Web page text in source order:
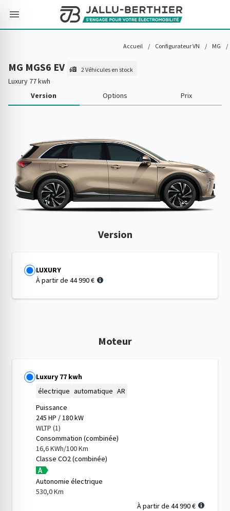
Accueil / Configurateur VN / MG /
MG MGS6 EV 2 Véhicules en stock
Luxury 77 kwh
Version
Options Prix
Version
LUXURY
À partir de 44 990 €
Moteur
Luxury 77 kwh
électrique automatique AR
Puissance
245 HP / 180 kW
WLTP (1)
Consommation (combinée)
16,6 KWh/100 Km
Classe CO2 (combinée)
Autonomie électrique
530,0 Km
À partir de 44 990 €